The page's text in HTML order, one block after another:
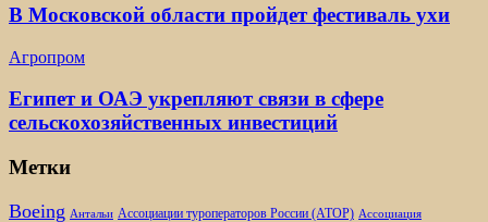
В Московской области пройдет фестиваль ухи
Агропром
Египет и ОАЭ укрепляют связи в сфере
сельскохозяйственных инвестиций
Метки
Boeing Антальи Ассоциации туроператоров России (АТОР) Ассоциация